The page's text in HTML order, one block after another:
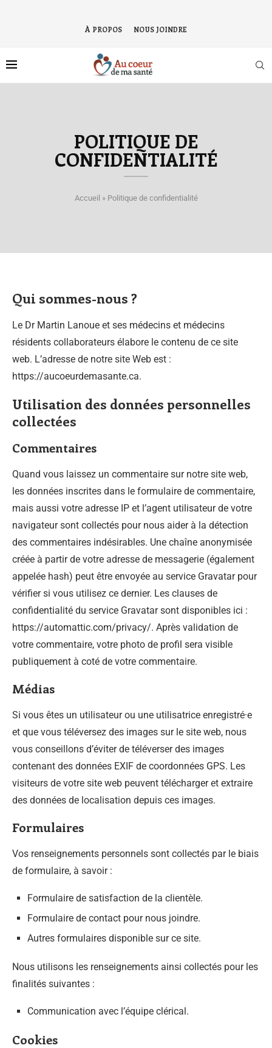
À PROPOS NOUS JOINDRE
POLITIQUE DE
CONFIDENTIALITÉ
Accueil » Politique de confidentialité
Qui sommes-nous ?
Le Dr Martin Lanoue et ses médecins et médecins
résidents collaborateurs élabore le contenu de ce site
web. L’adresse de notre site Web est :
https://aucoeurdemasante.ca.
Utilisation des données personnelles
collectées
Commentaires
Quand vous laissez un commentaire sur notre site web,
les données inscrites dans le formulaire de commentaire,
mais aussi votre adresse IP et l’agent utilisateur de votre
navigateur sont collectés pour nous aider à la détection
des commentaires indésirables. Une chaîne anonymisée
créée à partir de votre adresse de messagerie (également
appelée hash) peut être envoyée au service Gravatar pour
vérifier si vous utilisez ce dernier. Les clauses de
confidentialité du service Gravatar sont disponibles ici :
https://automattic.com/privacy/. Après validation de
votre commentaire, votre photo de profil sera visible
publiquement à coté de votre commentaire.
Médias
Si vous êtes un utilisateur ou une utilisatrice enregistré·e
et que vous téléversez des images sur le site web, nous
vous conseillons d’éviter de téléverser des images
contenant des données EXIF de coordonnées GPS. Les
visiteurs de votre site web peuvent télécharger et extraire
des données de localisation depuis ces images.
Formulaires
Vos renseignements personnels sont collectés par le biais
de formulaire, à savoir :
Formulaire de satisfaction de la clientèle.
Formulaire de contact pour nous joindre.
Autres formulaires disponible sur ce site.
Nous utilisons les renseignements ainsi collectés pour les
finalités suivantes :
Communication avec l’équipe clérical.
Cookies